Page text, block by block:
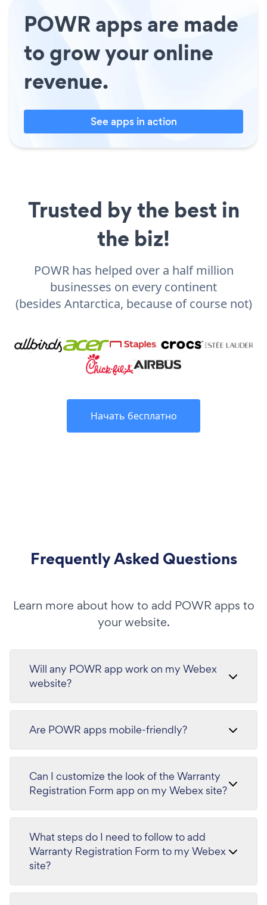
POWR apps are made
to grow your online
revenue.
See apps in action
Trusted by the best in
the biz!
POWR has helped over a half million
businesses on every continent
(besides Antarctica, because of course not)
Начать бесплатно
Frequently Asked Questions
Learn more about how to add POWR apps to
your website.
Will any POWR app work on my Webex
website?
Are POWR apps mobile-friendly?
Can I customize the look of the Warranty
Registration Form app on my Webex site?
What steps do I need to follow to add
Warranty Registration Form to my Webex
site?